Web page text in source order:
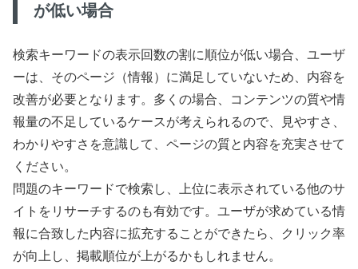
が低い場合
検索キーワードの表示回数の割に順位が低い場合、ユーザ
ーは、そのページ（情報）に満足していないため、内容を
改善が必要となります。多くの場合、コンテンツの質や情
報量の不足しているケースが考えられるので、見やすさ、
わかりやすさを意識して、ページの質と内容を充実させて
ください。
問題のキーワードで検索し、上位に表示されている他のサ
イトをリサーチするのも有効です。ユーザが求めている情
報に合致した内容に拡充することができたら、クリック率
が向上し、掲載順位が上がるかもしれません。